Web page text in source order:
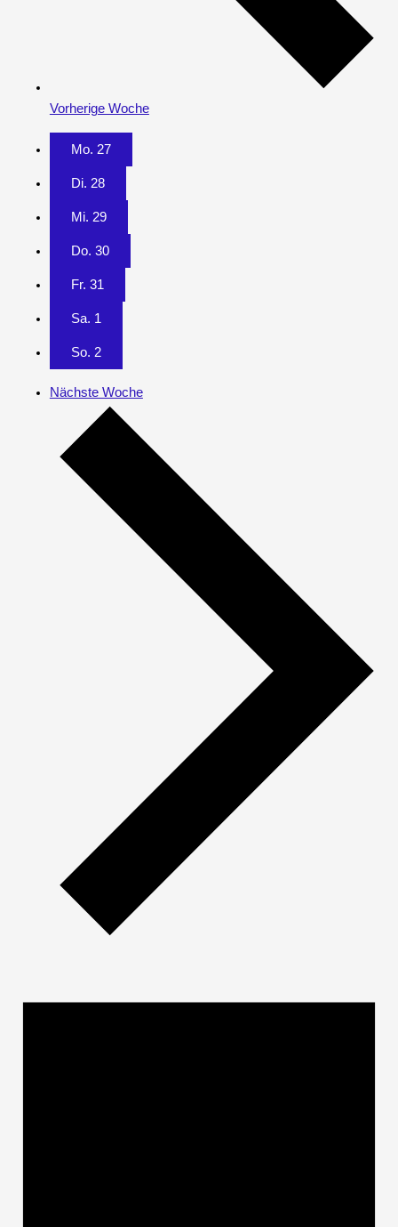
Vorherige Woche
Mo. 27
Di. 28
Mi. 29
Do. 30
Fr. 31
Sa. 1
So. 2
Nächste Woche